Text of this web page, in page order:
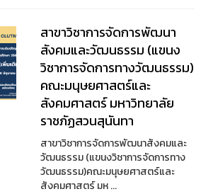
สาขาวิชาการจัดการพัฒนา
สังคมและวัฒนธรรม (แขนง
วิชาการจัดการทางวัฒนธรรม)
คณะมนุษยศาสตร์และ
สังคมศาสตร์ มหาวิทยาลัย
ราชภัฏสวนสุนันทา
สาขาวิชาการจัดการพัฒนาสังคมและ
วัฒนธรรม (แขนงวิชาการจัดการทาง
วัฒนธรรม)คณะมนุษยศาสตร์และ
สังคมศาสตร์ มห ...